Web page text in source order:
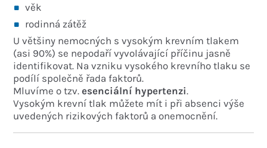
věk
rodinná zátěž
U většiny nemocných s vysokým krevním tlakem
(asi 90%) se nepodaří vyvolávající příčinu jasně
identifikovat. Na vzniku vysokého krevního tlaku se
podílí společně řada faktorů.
Mluvíme o tzv.esenciální hypertenzi.
Vysokým krevní tlak můžete mít i při absenci výše
uvedených rizikových faktorů a onemocnění.